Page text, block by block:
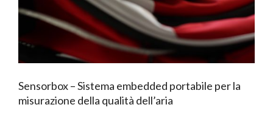
Sensorbox – Sistema embedded portabile per la
misurazione della qualità dell’aria